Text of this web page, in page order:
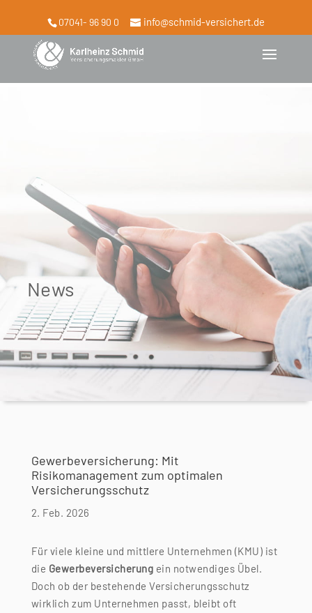
07041- 96 90 0 info@schmid-versichert.de
News
Gewerbeversicherung: Mit
Risikomanagement zum optimalen
Versicherungsschutz
2. Feb. 2026
Für viele kleine und mittlere Unternehmen (KMU) ist
die Gewerbeversicherung ein notwendiges Übel.
Doch ob der bestehende Versicherungsschutz
wirklich zum Unternehmen passt, bleibt oft